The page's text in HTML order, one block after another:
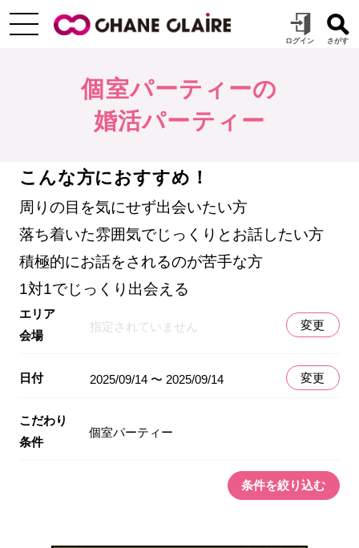
個室パーティーの
婚活パーティー
こんな方におすすめ！
周りの目を気にせず出会いたい方
落ち着いた雰囲気でじっくりとお話したい方
積極的にお話をされるのが苦手な方
1対1でじっくり出会える
エリア
会場
指定されていません 変更
日付 2025/09/14 〜 2025/09/14 変更
こだわり
条件
個室パーティー
条件を絞り込む